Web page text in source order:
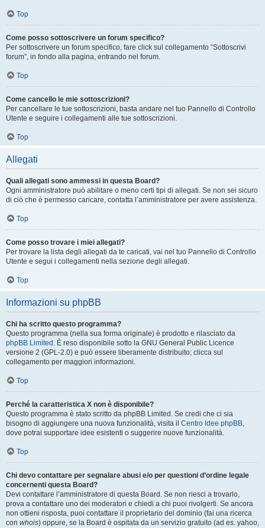
Top
Come posso sottoscrivere un forum specifico?
Per sottoscrivere un forum specifico, fare click sul collegamento “Sottoscrivi
forum”, in fondo alla pagina, entrando nel forum.
Top
Come cancello le mie sottoscrizioni?
Per cancellare le tue sottoscrizioni, basta andare nel tuo Pannello di Controllo
Utente e seguire i collegamenti alle tue sottoscrizioni.
Top
Allegati
Quali allegati sono ammessi in questa Board?
Ogni amministratore può abilitare o meno certi tipi di allegati. Se non sei sicuro
di ciò che è permesso caricare, contatta l’amministratore per avere assistenza.
Top
Come posso trovare i miei allegati?
Per trovare la lista degli allegati da te caricati, vai nel tuo Pannello di Controllo
Utente e segui i collegamenti nella sezione degli allegati.
Top
Informazioni su phpBB
Chi ha scritto questo programma?
Questo programma (nella sua forma originale) è prodotto e rilasciato da
phpBB Limited . È reso disponibile sotto la GNU General Public Licence
versione 2 (GPL-2.0) e può essere liberamente distribuito; clicca sul
collegamento per maggiori informazioni.
Top
Perché la caratteristica X non è disponibile?
Questo programma è stato scritto da phpBB Limited. Se credi che ci sia
bisogno di aggiungere una nuova funzionalità, visita il Centro Idee phpBB,
dove potrai supportare idee esistenti o suggerire nuove funzionalità.
Top
Chi devo contattare per segnalare abusi e/o per questioni d’ordine legale
concernenti questa Board?
Devi contattare l’amministratore di questa Board. Se non riesci a trovarlo,
prova a contattare uno dei moderatori e chiedi a chi puoi rivolgerti. Se ancora
non ottieni risposta, puoi contattare il proprietario del dominio (fai una ricerca
con whois) oppure, se la Board è ospitata da un servizio gratuito (ad es. yahoo,